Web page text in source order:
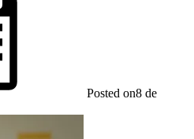
Posted on8 de